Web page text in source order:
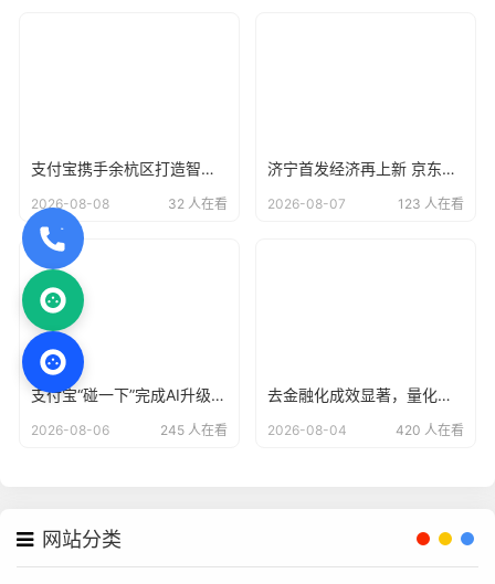
支付宝携手余杭区打造智慧阳光校餐系统，让每一笔校园餐费“晒在阳光下
2026-08-08 32 人在看
济宁首发经济再上新 京东电器自营大店开业
2026-08-07 123 人在看
支付宝“碰一下”完成AI升级，用户已达4亿
2026-08-06 245 人在看
去金融化成效显著，量化派羊小咩告别野蛮生长？
2026-08-04 420 人在看
网站分类